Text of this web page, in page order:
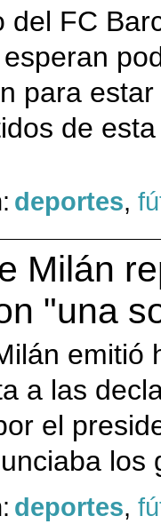
del FC
para
de
deportes,
Milán
"una
emitió
a las
el
deportes,